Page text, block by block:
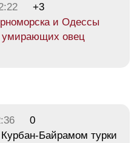
+3
и Одессы
умирающих овец
0
Байрамом турки